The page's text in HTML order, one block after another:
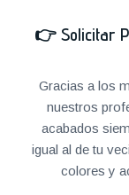
👉 Solicitar
Gracias a los
nuestros
acabados
igual al de tu
colores y